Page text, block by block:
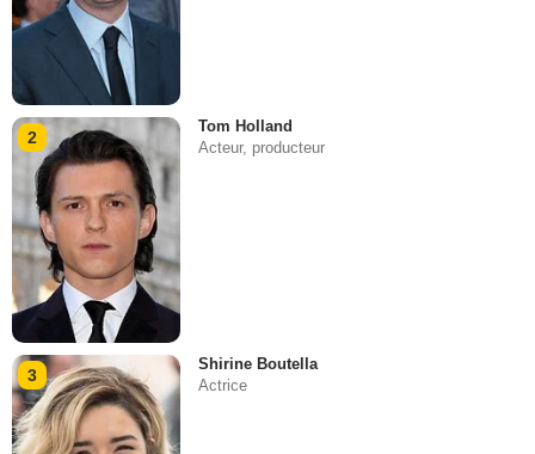
2
Tom Holland
Acteur, producteur
3
Shirine Boutella
Actrice